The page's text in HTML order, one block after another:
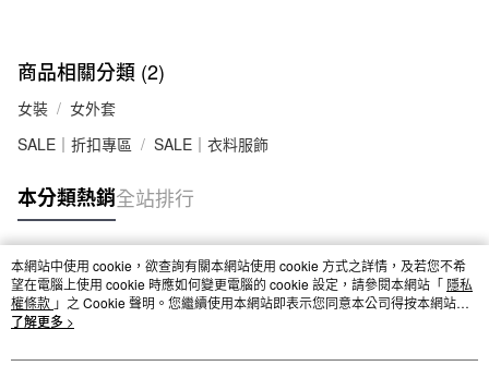
商品相關分類 (2)
女裝
女外套
SALE｜折扣專區
SALE｜衣料服飾
本分類熱銷全站排行
熱門標籤
本網站中使用 cookie，欲查詢有關本網站使用 cookie 方式之詳情，及若您不希
望在電腦上使用 cookie 時應如何變更電腦的 cookie 設定，請參閱本網站「 隱私
權條款 」之 Cookie 聲明。您繼續使用本網站即表示您同意本公司得按本網站使
用條款之 Cookie 聲明使用 cookie。
了解更多 >